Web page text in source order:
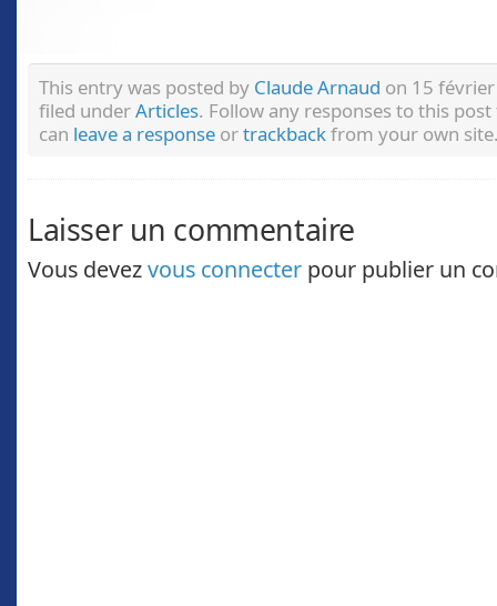
This entry was posted by Claude Arnaud on 15
filed underArticles. Follow any responses to this
can leave a response ortrackbackfrom your own
Laisser un commentaire
Vous devezvous connecter pour publier un